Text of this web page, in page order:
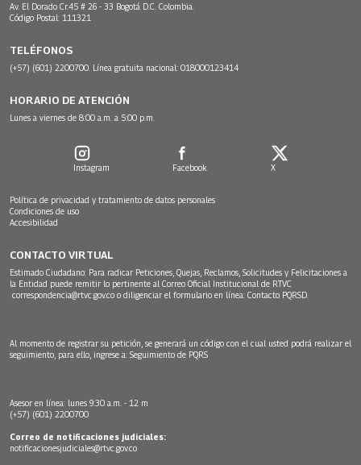
Av. El Dorado Cr.45 # 26 - 33 Bogotá D.C. Colombia.
Código Postal: 111321
TELÉFONOS
(+57) (601) 2200700. Línea gratuita nacional: 018000123414
HORARIO DE ATENCIÓN
Lunes a viernes de 8:00 a.m. a 5:00 p.m.
Instagram Facebook X
Política de privacidad y tratamiento de datos personales
Condiciones de uso
Accesibilidad
CONTACTO VIRTUAL
Estimado Ciudadano: Para radicar Peticiones, Quejas, Reclamos, Solicitudes y Felicitaciones a
la Entidad puede remitir lo pertinente al Correo Oficial Institucional de RTVC
correspondencia@rtvc.gov.co o diligenciar el formulario en línea: Contacto PQRSD.
Al momento de registrar su petición, se generará un código con el cual usted podrá realizar el
seguimiento, para ello, ingrese a: Seguimiento de PQRS
Asesor en línea: lunes 9:30 a.m. - 12 m
(+57) (601) 2200700
Correo de notificaciones judiciales:
notificacionesjudiciales@rtvc.gov.co